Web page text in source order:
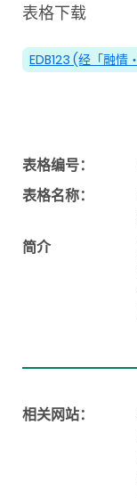
表格下载
EDB123 (经「融
表格编号：
表格名称：
简介
相关网站：